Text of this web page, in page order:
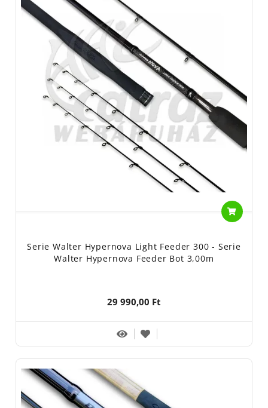
Serie Walter Hypernova Light Feeder 300 - Serie
Walter Hypernova Feeder Bot 3,00m
29 990,00 Ft